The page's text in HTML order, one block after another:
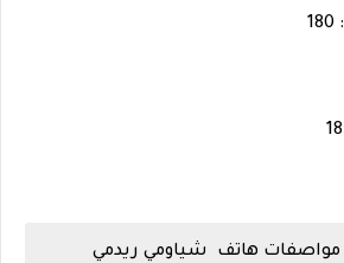
مواصفات هاتف شياومي ريدمي